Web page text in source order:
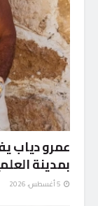
بمدينة